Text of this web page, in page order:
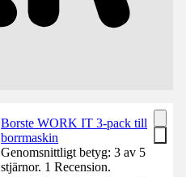
Borste WORK IT 3-pack till
borrmaskin
Genomsnittligt betyg: 3 av 5
stjärnor. 1 Recension.